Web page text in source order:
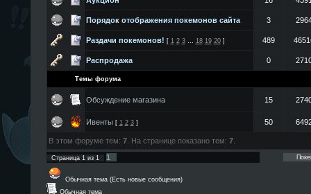
Порядок отображения покемонов сайта 3
Раздачи покемонов! [ 1 2 3… 18 19 20] 489
Распродажа 0
Темы форума
Обсуждение магазина 15
Ивенты [ 1 2 3] 50
В этом форуме тем: 7. На странице показано тем: 7.
Страница 1из 1 1
Обычная тема (Есть новые сообщения)
Обычная тема